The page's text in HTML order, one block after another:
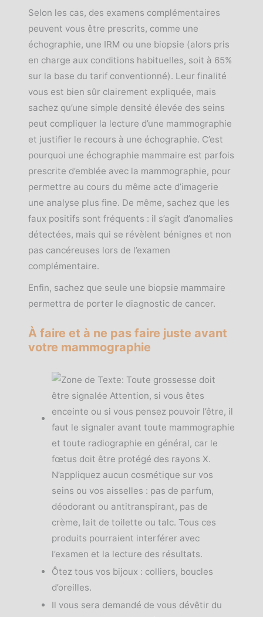
Selon les cas, des examens complémentaires
peuvent vous être prescrits, comme une
échographie, une IRM ou une biopsie (alors pris
en charge aux conditions habituelles, soit à 65%
sur la base du tarif conventionné). Leur finalité
vous est bien sûr clairement expliquée, mais
sachez qu’une simple densité élevée des seins
peut compliquer la lecture d’une mammographie
et justifier le recours à une échographie. C’est
pourquoi une échographie mammaire est parfois
prescrite d’emblée avec la mammographie, pour
permettre au cours du même acte d’imagerie
une analyse plus fine. De même, sachez que les
faux positifs sont fréquents : il s’agit d’anomalies
détectées, mais qui se révèlent bénignes et non
pas cancéreuses lors de l’examen
complémentaire.
Enfin, sachez que seule une biopsie mammaire
permettra de porter le diagnostic de cancer.
À faire et à ne pas faire juste avant
votre mammographie
N’appliquez aucun cosmétique sur vos
seins ou vos aisselles : pas de parfum,
déodorant ou antitranspirant, pas de
crème, lait de toilette ou talc. Tous ces
produits pourraient interférer avec
l’examen et la lecture des résultats.
Ôtez tous vos bijoux : colliers, boucles
d’oreilles.
Il vous sera demandé de vous dévêtir du